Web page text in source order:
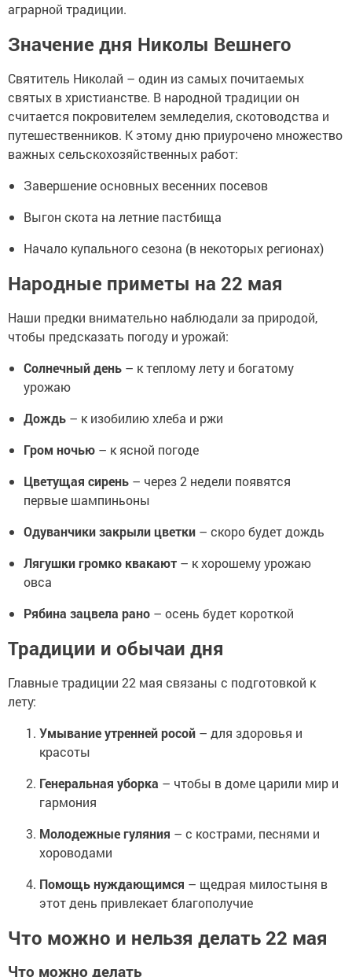
аграрной традиции.
Значение дня Николы Вешнего
Святитель Николай – один из самых почитаемых
святых в христианстве. В народной традиции он
считается покровителем земледелия, скотоводства и
путешественников. К этому дню приурочено множество
важных сельскохозяйственных работ:
Завершение основных весенних посевов
Выгон скота на летние пастбища
Начало купального сезона (в некоторых регионах)
Народные приметы на 22 мая
Наши предки внимательно наблюдали за природой,
чтобы предсказать погоду и урожай:
Солнечный день – к теплому лету и богатому
урожаю
Дождь – к изобилию хлеба и ржи
Гром ночью – к ясной погоде
Цветущая сирень – через 2 недели появятся
первые шампиньоны
Одуванчики закрыли цветки – скоро будет дождь
Лягушки громко квакают – к хорошему урожаю
овса
Рябина зацвела рано – осень будет короткой
Традиции и обычаи дня
Главные традиции 22 мая связаны с подготовкой к
лету:
Умывание утренней росой – для здоровья и
красоты
Генеральная уборка – чтобы в доме царили мир и
гармония
Молодежные гуляния – с кострами, песнями и
хороводами
Помощь нуждающимся – щедрая милостыня в
этот день привлекает благополучие
Что можно и нельзя делать 22 мая
Что можно делать